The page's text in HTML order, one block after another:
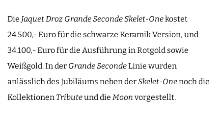
Die Jaquet Droz Grande Seconde Skelet-Onekostet
24.500,- Euro für die schwarze Keramik Version, und
34.100,- Euro für die Ausführung in Rotgold sowie
Weißgold. In der Grande SecondeLinie wurden
anlässlich des Jubiläums neben derSkelet-Onenoch die
Kollektionen Tributeund die Moon vorgestellt.